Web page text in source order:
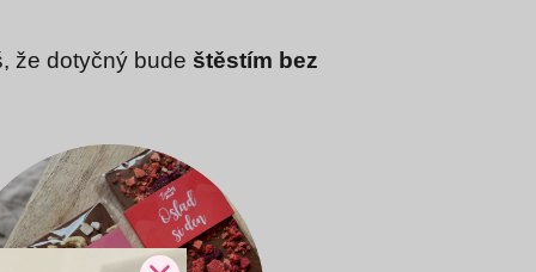
že dotyčný bude štěstím bez